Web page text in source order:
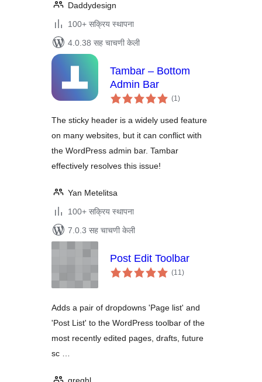
Daddydesign
100+ सक्रिय स्थापना
4.0.38 सह चाचणी केली
Tambar – Bottom
Admin Bar
(1एकूण
मूल्यांकन
)
The sticky header is a widely used feature
on many websites, but it can conflict with
the WordPress admin bar. Tambar
effectively resolves this issue!
Yan Metelitsa
100+ सक्रिय स्थापना
7.0.3 सह चाचणी केली
Post Edit Toolbar
(11एकूण
मूल्यांकन
)
Adds a pair of dropdowns 'Page list' and
'Post List' to the WordPress toolbar of the
most recently edited pages, drafts, future
sc …